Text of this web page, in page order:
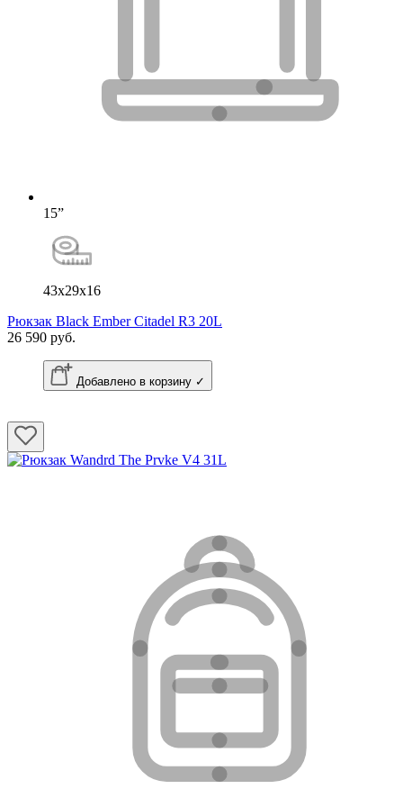
15”
43x29x16
Рюкзак Black Ember Citadel R3 20L
26 590 руб.
Добавлено в корзину ✓